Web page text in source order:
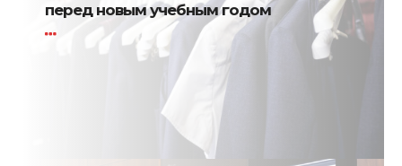
перед новым учебным годом